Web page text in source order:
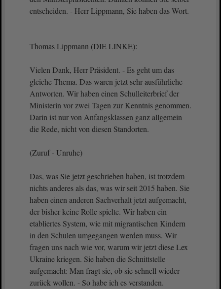
entscheiden. - Herr Lippmann, Sie haben das Wort.
Thomas Lippmann (DIE LINKE):
Vielen Dank, Herr Präsident. - Es geht um das
gleiche Thema. Das waren jetzt sehr ausführliche
Antworten. Wir haben einen Schulleiterbrief der
Ministerin vor zwei Tagen zur Kenntnis genommen.
Darin ist nur von Anfangsklassen ganz allgemein
die Rede, nicht von diesen Standorten.
(Zuruf - Unruhe)
Das, was Sie jetzt geschrieben haben, ist trotzdem
nichts anderes als das, was wir seit 2015 haben. Sie
haben einen anderen Sachverhalt jetzt aufgemacht,
der bisher keine Rolle spielte. Wir haben ein
etabliertes System, wie mit migrantischen Kindern
in den Schulen umgegangen werden muss. Wir
fragen uns nach wie vor, warum wir jetzt diese Lex
Ukraine kriegen. Sie haben die Schnittstelle
aufgemacht: Man fragt sie, ob sie schnell wieder
zurück wollen. - So habe ich es verstanden.